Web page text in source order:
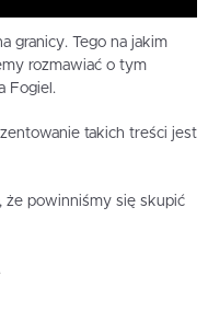
granicy. Tego na jakim
rozmawiać o tym
Fogiel.
takich treści jest
że powinniśmy się skupić